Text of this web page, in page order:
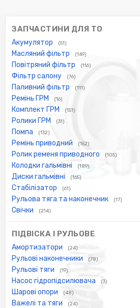
ЗАПЧАСТИНИ ДЛЯ ТО
Акумулятор (51)
Масляний фільтр (149)
Повітряний фільтр (116)
Фільтр салону (76)
Паливний фільтр (111)
Ремінь ГРМ (16)
Комплект ГРМ (151)
Ролики ГРМ (31)
Помпа (132)
Ремінь приводний (152)
Ролик ременя приводного (105)
Колодки гальмівні (189)
Диски гальмівні (165)
Стабілізатор (61)
Рульова тяга та наконечник (17)
Свічки (214)
ПІДВІСКА І РУЛЬОВЕ
Амортизатори (24)
Рульові наконечники (78)
Рульові тяги (19)
Насос гідропідсилювача (3)
Шарові опори (48)
Важелі та тяги (24)